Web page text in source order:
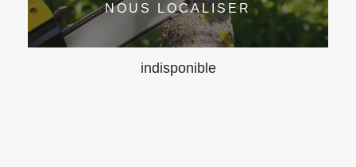
NOUS LOCALISER
indisponible